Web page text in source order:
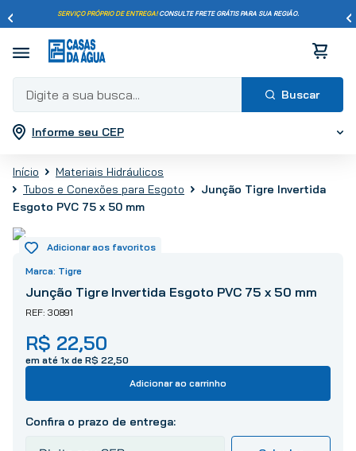
SERVIÇO PRÓPRIO DE ENTREGA!CONSULTE FRETE GRÁTIS PARA SUA REGIÃO.
Digite a sua busca...
Informe seu CEP
Materiais Hidráulicos
Tubos e Conexões para Esgoto
Junção Tigre Invertida
Esgoto PVC 75 x 50 mm
Tigre
Junção Tigre Invertida Esgoto PVC 75 x 50 mm
30891
R$ 22,50
em até 1x de R$ 22 50
Adicionar ao carrinho
Termos mais buscados
2
porcelanato
3º
piso
5
º
vaso sanitário
6º
torneira
7º
chuveiro
8º
cimento
9º
telha
10º tinta